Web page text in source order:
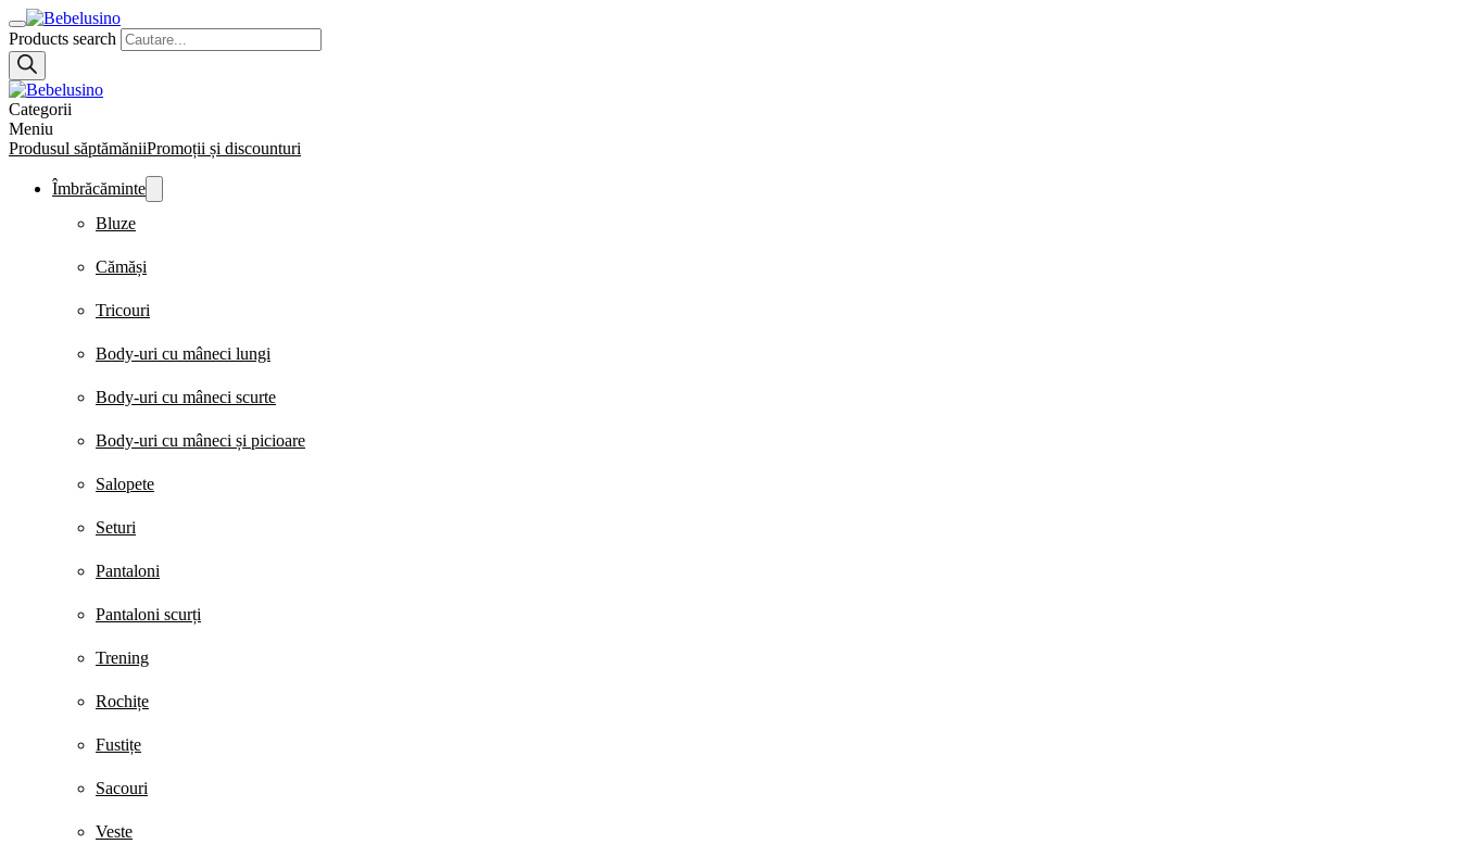
Products search
Categorii
Meniu
Produsul săptămăniiPromoții și discounturi
Îmbrăcăminte
Bluze
Cămăși
Tricouri
Body-uri cu mâneci lungi
Body-uri cu mâneci scurte
Body-uri cu mâneci și picioare
Salopete
Seturi
Pantaloni
Pantaloni scurți
Trening
Rochițe
Fustițe
Sacouri
Veste